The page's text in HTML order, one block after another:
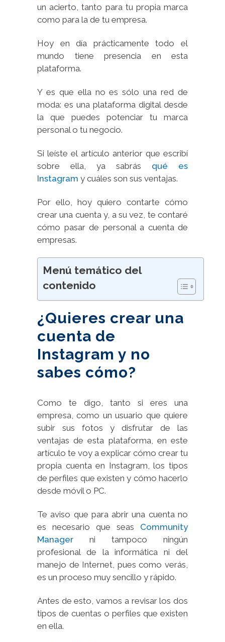
un acierto, tanto para tu propia marca
como para la de tu empresa.
Hoy en día prácticamente todo el
mundo tiene presencia en esta
plataforma.
Y es que ella no es sólo una red de
moda: es una plataforma digital desde
la que puedes potenciar tu marca
personal o tu negocio.
Si leíste el artículo anterior que escribí
sobre ella, ya sabrás qué es
Instagram y cuáles son sus ventajas.
Por ello, hoy quiero contarte cómo
crear una cuenta y, a su vez, te contaré
cómo pasar de personal a cuenta de
empresas.
Menú temático del
contenido
¿Quieres crear una
cuenta de
Instagram y no
sabes cómo?
Como te digo, tanto si eres una
empresa, como un usuario que quiere
subir sus fotos y disfrutar de las
ventajas de esta plataforma, en este
artículo te voy a explicar cómo crear tu
propia cuenta en Instagram, los tipos
de perfiles que existen y cómo hacerlo
desde móvil o PC.
Te aviso que para abrir una cuenta no
es necesario que seas Community
Manager ni tampoco ningún
profesional de la informática ni del
manejo de Internet, pues como verás,
es un proceso muy sencillo y rápido.
Antes de esto, vamos a revisar los dos
tipos de cuentas o perfiles que existen
en ella.